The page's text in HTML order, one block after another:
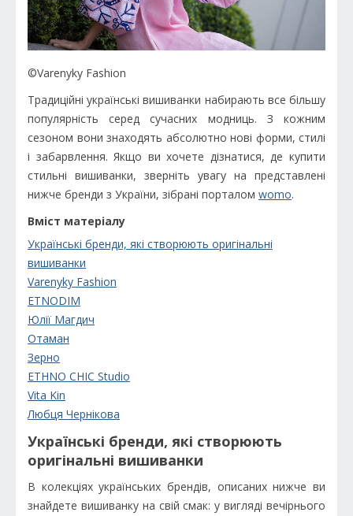
©Varenyky Fashion
Традиційні українські вишиванки набирають все більшу
популярність серед сучасних модниць. З кожним
сезоном вони знаходять абсолютно нові форми, стилі
і забарвлення. Якщо ви хочете дізнатися, де купити
стильні вишиванки, зверніть увагу на представлені
нижче бренди з України, зібрані порталом womo.
Вміст матеріалу
Українські бренди, які створюють оригінальні
вишиванки
Varenyky Fashion
ETNODIM
Юлії Магдич
Отаман
Зерно
ETHNO CHIC Studio
Vita Kin
Любця Чернікова
Українські бренди, які створюють
оригінальні вишиванки
В колекціях українських брендів, описаних нижче ви
знайдете вишиванку на свій смак: у вигляді вечірнього